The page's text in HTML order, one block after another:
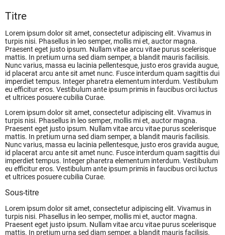
Titre
Lorem ipsum dolor sit amet, consectetur adipiscing elit. Vivamus in
turpis nisi. Phasellus in leo semper, mollis mi et, auctor magna.
Praesent eget justo ipsum. Nullam vitae arcu vitae purus scelerisque
mattis. In pretium urna sed diam semper, a blandit mauris facilisis.
Nunc varius, massa eu lacinia pellentesque, justo eros gravida augue,
id placerat arcu ante sit amet nunc. Fusce interdum quam sagittis dui
imperdiet tempus. Integer pharetra elementum interdum. Vestibulum
eu efficitur eros. Vestibulum ante ipsum primis in faucibus orci luctus
et ultrices posuere cubilia Curae.
Lorem ipsum dolor sit amet, consectetur adipiscing elit. Vivamus in
turpis nisi. Phasellus in leo semper, mollis mi et, auctor magna.
Praesent eget justo ipsum. Nullam vitae arcu vitae purus scelerisque
mattis. In pretium urna sed diam semper, a blandit mauris facilisis.
Nunc varius, massa eu lacinia pellentesque, justo eros gravida augue,
id placerat arcu ante sit amet nunc. Fusce interdum quam sagittis dui
imperdiet tempus. Integer pharetra elementum interdum. Vestibulum
eu efficitur eros. Vestibulum ante ipsum primis in faucibus orci luctus
et ultrices posuere cubilia Curae.
Sous-titre
Lorem ipsum dolor sit amet, consectetur adipiscing elit. Vivamus in
turpis nisi. Phasellus in leo semper, mollis mi et, auctor magna.
Praesent eget justo ipsum. Nullam vitae arcu vitae purus scelerisque
mattis. In pretium urna sed diam semper, a blandit mauris facilisis.